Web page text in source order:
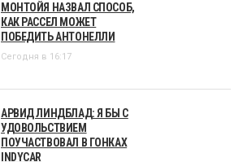
МОНТОЙЯ НАЗВАЛ СПОСОБ,
КАК РАССЕЛ МОЖЕТ
ПОБЕДИТЬ АНТОНЕЛЛИ
Сегодня в 16:17
АРВИД ЛИНДБЛАД: Я БЫ С
УДОВОЛЬСТВИЕМ
ПОУЧАСТВОВАЛ В ГОНКАХ
INDYCAR